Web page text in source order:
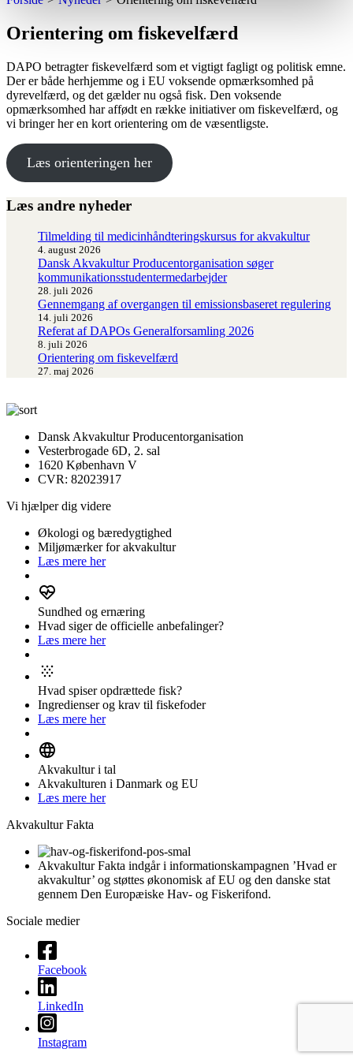
Orientering om fiskevelfærd
DAPO betragter fiskevelfærd som et vigtigt fagligt og politisk emne.
Der er både herhjemme og i EU voksende opmærksomhed på
dyrevelfærd, og det gælder nu også fisk. Den voksende
opmærksomhed har affødt en række initiativer om fiskevelfærd, og
vi bringer her en kort orientering om de væsentligste.
Læs orienteringen her
Læs andre nyheder
Tilmelding til medicinhåndteringskursus for akvakultur
4. august 2026
Dansk Akvakultur Producentorganisation søger
kommunikationsstudentermedarbejder
28. juli 2026
Gennemgang af overgangen til emissionsbaseret regulering
14. juli 2026
Referat af DAPOs Generalforsamling 2026
8. juli 2026
Orientering om fiskevelfærd
27. maj 2026
Dansk Akvakultur Producentorganisation
Vesterbrogade 6D, 2. sal
1620 København V
CVR: 82023917
Vi hjælper dig videre
Økologi og bæredygtighed
Miljømærker for akvakultur
Læs mere her
Sundhed og ernæring
Hvad siger de officielle anbefalinger?
Læs mere her
Hvad spiser opdrættede fisk?
Ingredienser og krav til fiskefoder
Læs mere her
Akvakultur i tal
Akvakulturen i Danmark og EU
Læs mere her
Akvakultur Fakta
Akvakultur Fakta indgår i informationskampagnen ’Hvad er
akvakultur’ og støttes økonomisk af EU og den danske stat
gennem Den Europæiske Hav- og Fiskerifond.
Sociale medier
Facebook
LinkedIn
Instagram